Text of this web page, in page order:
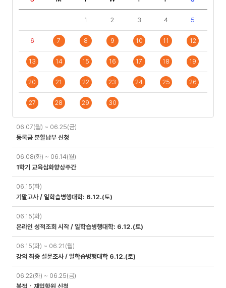
1 2 3 4 5
6 7 8 9 10 11 12
13 14 15 16 17 18 19
20 21 22 23 24 25 26
27 28 29 30
정
06.07(월) ~ 06.25(금)
등록금 분할납부 신청
06.08(화) ~ 06.14(월)
1학기 교육심화향상주간
06.15(화)
기말고사 / 일학습병행대학: 6.12.(토)
06.15(화)
온라인 성적조회 시작 / 일학습병행대학: 6.12.(토)
06.15(화) ~ 06.21(월)
강의 최종 설문조사 / 일학습병행대학 6.12.(토)
06.22(화) ~ 06.25(금)
복적ㆍ재입학원 신청